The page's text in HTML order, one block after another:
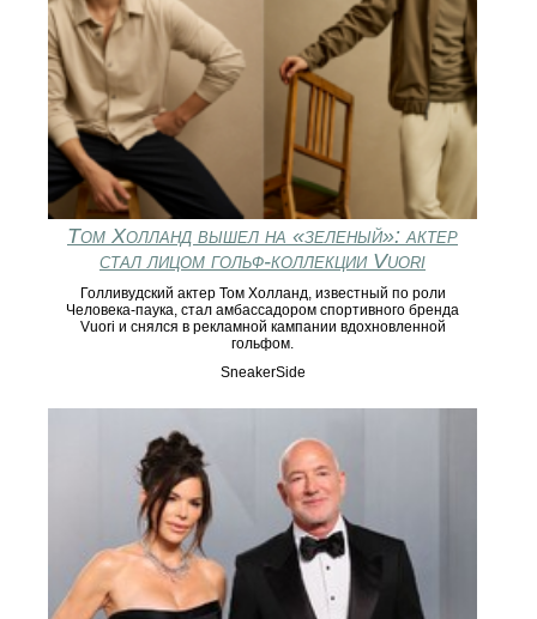
Том Холланд вышел на «зеленый»: актер
стал лицом гольф-коллекции Vuori
Голливудский актер Том Холланд, известный по роли
Человека-паука, стал амбассадором спортивного бренда
Vuori и снялся в рекламной кампании вдохновленной
гольфом.
SneakerSide